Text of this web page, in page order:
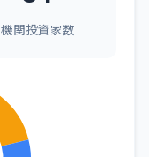
機関投資家数